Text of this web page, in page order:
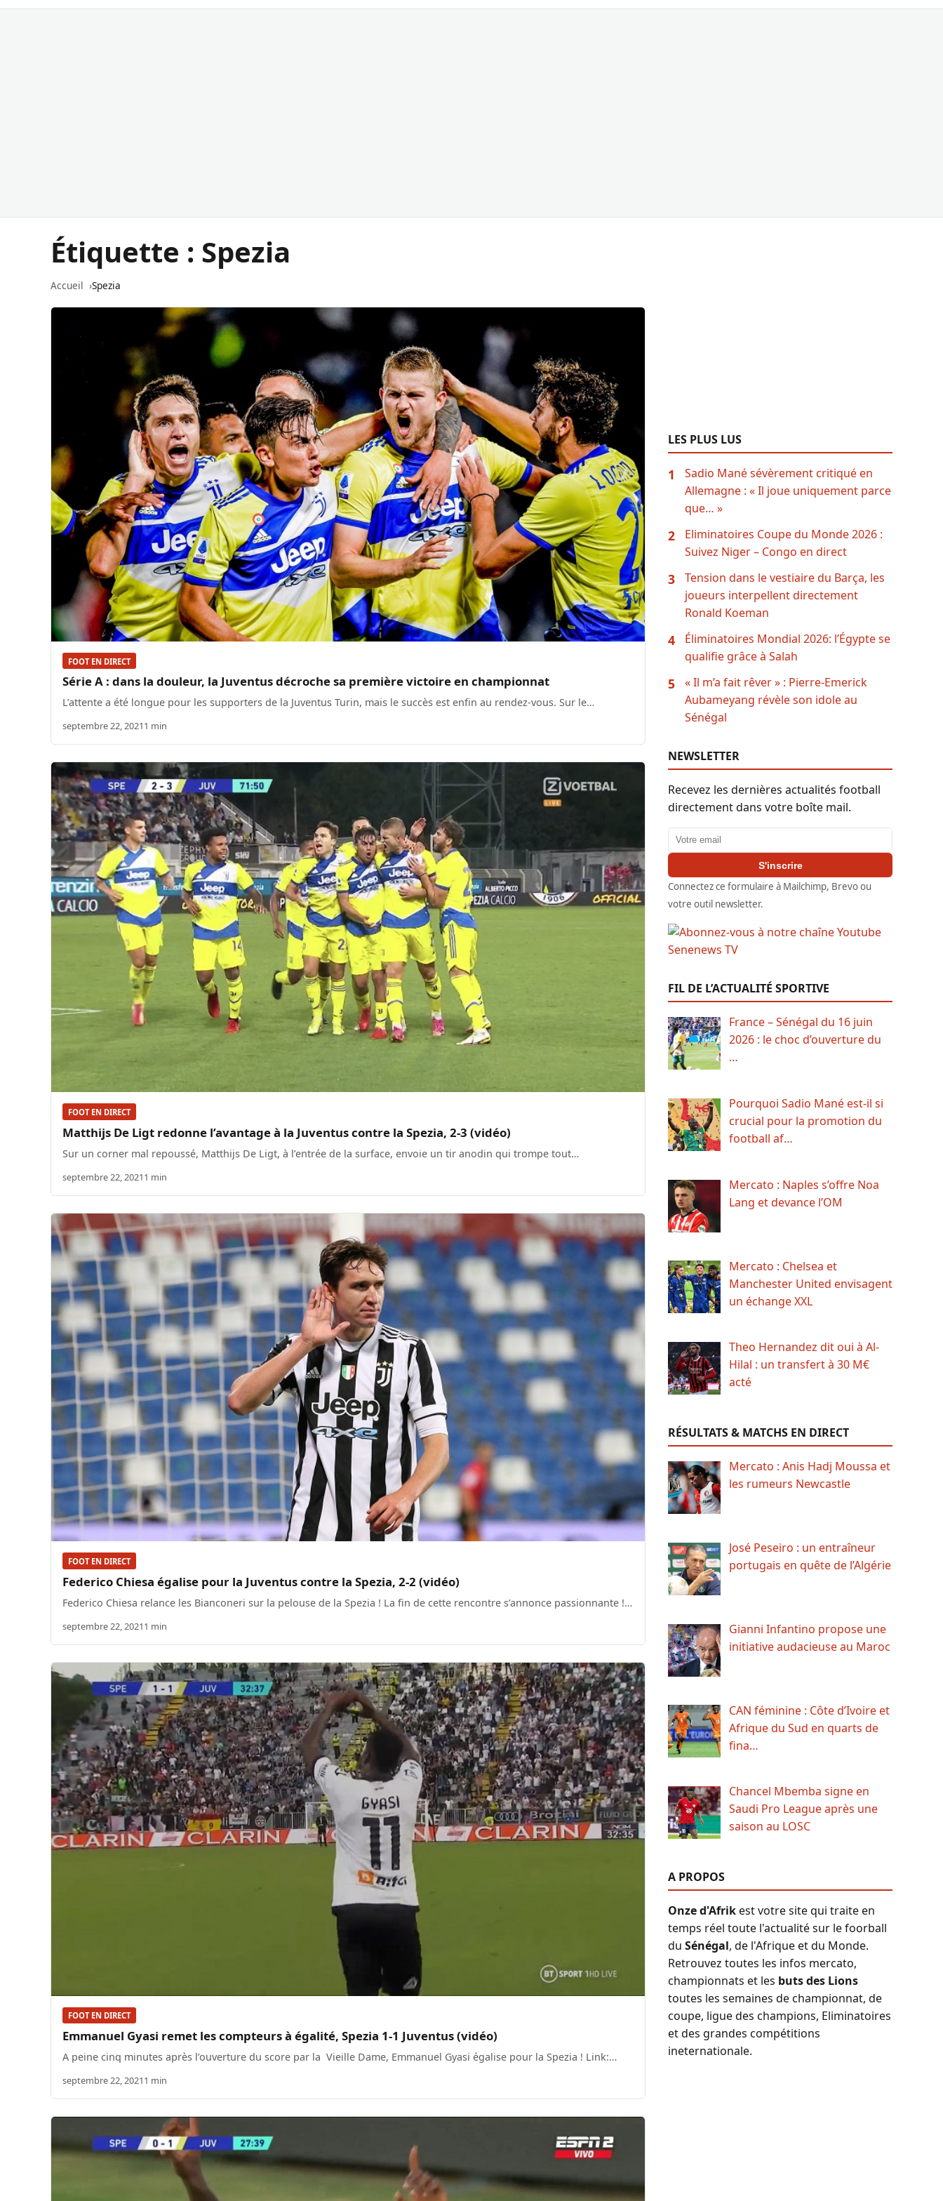
Étiquette : Spezia
Accueil Spezia
FOOT EN DIRECT
Série A : dans la douleur, la Juventus décroche sa première victoire en championnat
L’attente a été longue pour les supporters de la Juventus Turin, mais le succès est enfin au rendez-vous. Sur le…
septembre 22, 20211 min
FOOT EN DIRECT
Matthijs De Ligt redonne l’avantage à la Juventus contre la Spezia, 2-3 (vidéo)
Sur un corner mal repoussé, Matthijs De Ligt, à l’entrée de la surface, envoie un tir anodin qui trompe tout…
septembre 22, 20211 min
FOOT EN DIRECT
Federico Chiesa égalise pour la Juventus contre la Spezia, 2-2 (vidéo)
Federico Chiesa relance les Bianconeri sur la pelouse de la Spezia ! La fin de cette rencontre s’annonce passionnante !…
septembre 22, 20211 min
FOOT EN DIRECT
Emmanuel Gyasi remet les compteurs à égalité, Spezia 1-1 Juventus (vidéo)
A peine cinq minutes après l’ouverture du score par la Vieille Dame, Emmanuel Gyasi égalise pour la Spezia ! Link:…
septembre 22, 20211 min
LES PLUS LUS
1
Sadio Mané sévèrement critiqué en
Allemagne : « Il joue uniquement parce
que… »
2
Eliminatoires Coupe du Monde 2026 :
Suivez Niger – Congo en direct
3
Tension dans le vestiaire du Barça, les
joueurs interpellent directement
Ronald Koeman
4
Éliminatoires Mondial 2026: l’Égypte se
qualifie grâce à Salah
5
« Il m’a fait rêver » : Pierre-Emerick
Aubameyang révèle son idole au
Sénégal
NEWSLETTER
Recevez les dernières actualités football
directement dans votre boîte mail.
Adresse email
S'inscrire
Connectez ce formulaire à Mailchimp, Brevo ou
votre outil newsletter.
FIL DE L’ACTUALITÉ SPORTIVE
France – Sénégal du 16 juin
2026 : le choc d’ouverture du
…
Pourquoi Sadio Mané est-il si
crucial pour la promotion du
football af…
Mercato : Naples s’offre Noa
Lang et devance l’OM
Mercato : Chelsea et
Manchester United envisagent
un échange XXL
Theo Hernandez dit oui à Al-
Hilal : un transfert à 30 M€
acté
RÉSULTATS & MATCHS EN DIRECT
Mercato : Anis Hadj Moussa et
les rumeurs Newcastle
José Peseiro : un entraîneur
portugais en quête de l’Algérie
Gianni Infantino propose une
initiative audacieuse au Maroc
CAN féminine : Côte d’Ivoire et
Afrique du Sud en quarts de
fina…
Chancel Mbemba signe en
Saudi Pro League après une
saison au LOSC
A PROPOS
Onze d'Afrikest votre site qui traite en
temps réel toute l'actualité sur le foorball
du Sénégal, de l'Afrique et du Monde.
Retrouvez toutes les infos mercato,
championnats et les buts des Lions
toutes les semaines de championnat, de
coupe, ligue des champions, Eliminatoires
et des grandes compétitions
ineternationale.